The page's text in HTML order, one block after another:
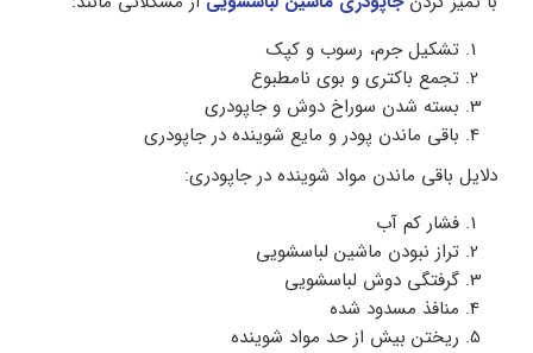
تشکیل جرم، رسوب و کپک
تجمع باکتری و بوی نامطبوع
بسته شدن سوراخ دوش و جاپودری
باقی ماندن پودر و مایع شوینده در جاپودری
دلایل باقی ماندن مواد شوینده در جاپودری:
فشار کم آب
تراز نبودن ماشین لباسشویی
گرفتگی دوش لباسشویی
منافذ مسدود شده
ریختن بیش از حد مواد شوینده